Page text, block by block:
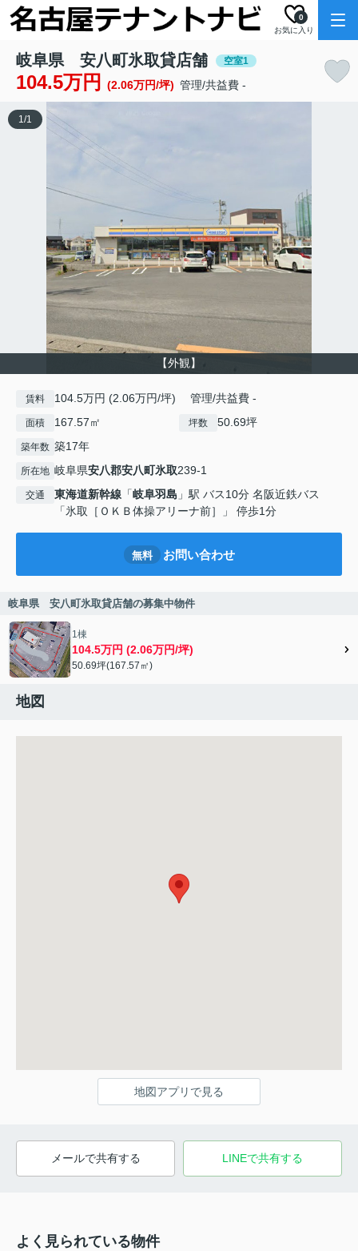
お気に入り
0
岐阜県 安八町氷取貸店舗 空室1
104.5万円 (2.06万円/坪) 管理/共益費 -
【外観】
1/1
賃料 104.5万円 (2.06万円/坪) 管理/共益費 -
面積 167.57㎡ 坪数 50.69坪
築年数 築17年
所在地 岐阜県安八郡安八町氷取239-1
交通 東海道新幹線 「岐阜羽島 」駅 バス10分 名阪近鉄バス
「氷取［ＯＫＢ体操アリーナ前］」 停歩1分
無料 お問い合わせ
岐阜県 安八町氷取貸店舗の募集中物件
1棟
104.5万円 (2.06万円/坪)
50.69坪(167.57㎡)
地図
地図アプリで見る
メールで共有する LINEで共有する
よく見られている物件